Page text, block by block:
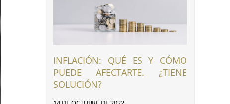
INFLACIÓN: QUÉ ES Y CÓMO
PUEDE AFECTARTE. ¿TIENE
SOLUCIÓN?